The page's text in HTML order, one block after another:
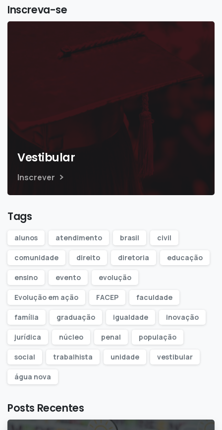
Inscreva-se
Vestibular
Inscrever
Tags
alunos atendimento brasil civil
comunidade direito diretoria educação
ensino evento evolução
Evolução em ação FACEP faculdade
família graduação igualdade inovação
jurídica núcleo penal população
social trabalhista unidade vestibular
água nova
Posts Recentes